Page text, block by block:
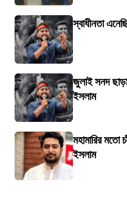
স্বাধীনতা
জুলাই সনদ ছাড়া
ইসলাম
মহামারির মতো
ইসলাম